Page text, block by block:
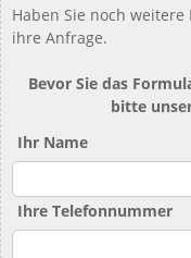
Haben Sie noch
ihre Anfrage.
Bevor Sie das
bitte
Ihr Name
Ihre Telefonnummer